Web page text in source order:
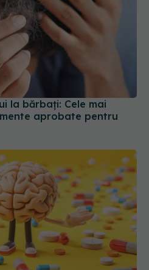
la bărbați: Cele mai
aprobate pentru